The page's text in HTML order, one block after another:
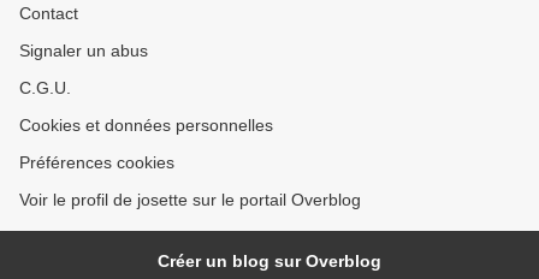
Contact
Signaler un abus
C.G.U.
Cookies et données personnelles
Préférences cookies
Voir le profil de josette sur le portail Overblog
Créer un blog sur Overblog